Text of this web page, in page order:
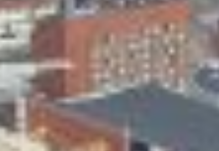
Skeittihalli
Varhaiskasvatus
Ateria- ja välipalamaksut
Mämminiemi
Taideapteekki